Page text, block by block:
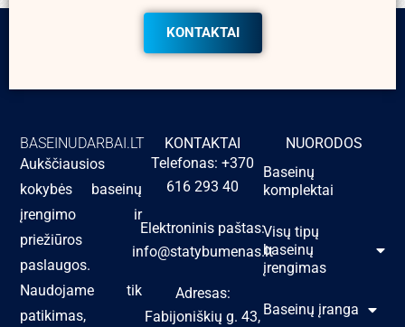
KONTAKTAI
BASEINUDARBAI.LT
Aukščiausios
kokybės baseinų
įrengimo ir
priežiūros
paslaugos.
Naudojame tik
patikimas,
KONTAKTAI
Telefonas: +370
616 293 40
Elektroninis paštas:
info@statybumenas.lt
Adresas:
Fabijoniškių g. 43,
NUORODOS
Baseinų
komplektai
Visų tipų
baseinų
įrengimas
Baseinų įranga